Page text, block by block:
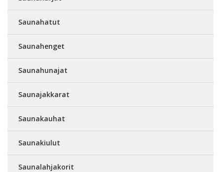
Saunahatut
Saunahenget
Saunahunajat
Saunajakkarat
Saunakauhat
Saunakiulut
Saunalahjakorit